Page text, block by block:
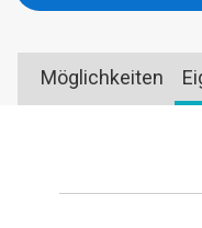
Möglichkeiten